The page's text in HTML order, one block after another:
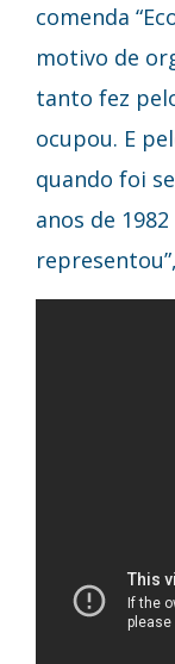
comenda
motivo de
tanto fez
ocupou. E
quando foi
anos de